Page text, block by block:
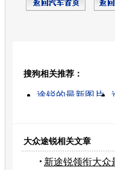
搜狗相关推荐：
途锐的最新图片
大众途锐相关文章
新途锐领衔大众